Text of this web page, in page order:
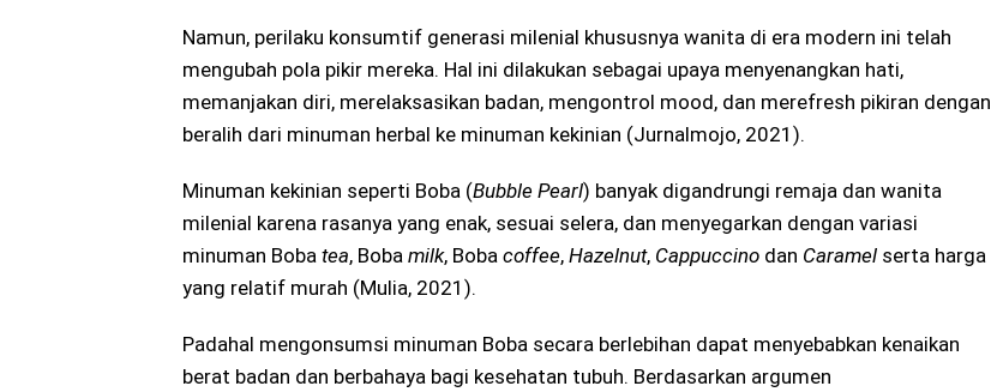
Namun, perilaku konsumtif generasi milenial khususnya wanita di era modern ini telah
mengubah pola pikir mereka. Hal ini dilakukan sebagai upaya menyenangkan hati,
memanjakan diri, merelaksasikan badan, mengontrol mood, dan merefresh pikiran dengan
beralih dari minuman herbal ke minuman kekinian (Jurnalmojo, 2021).
Minuman kekinian seperti Boba (Bubble Pearl) banyak digandrungi remaja dan wanita
milenial karena rasanya yang enak, sesuai selera, dan menyegarkan dengan variasi
minuman Boba tea, Boba milk, Boba coffee, Hazelnut, Cappuccino dan Caramel serta harga
yang relatif murah (Mulia, 2021).
Padahal mengonsumsi minuman Boba secara berlebihan dapat menyebabkan kenaikan
berat badan dan berbahaya bagi kesehatan tubuh. Berdasarkan argumen